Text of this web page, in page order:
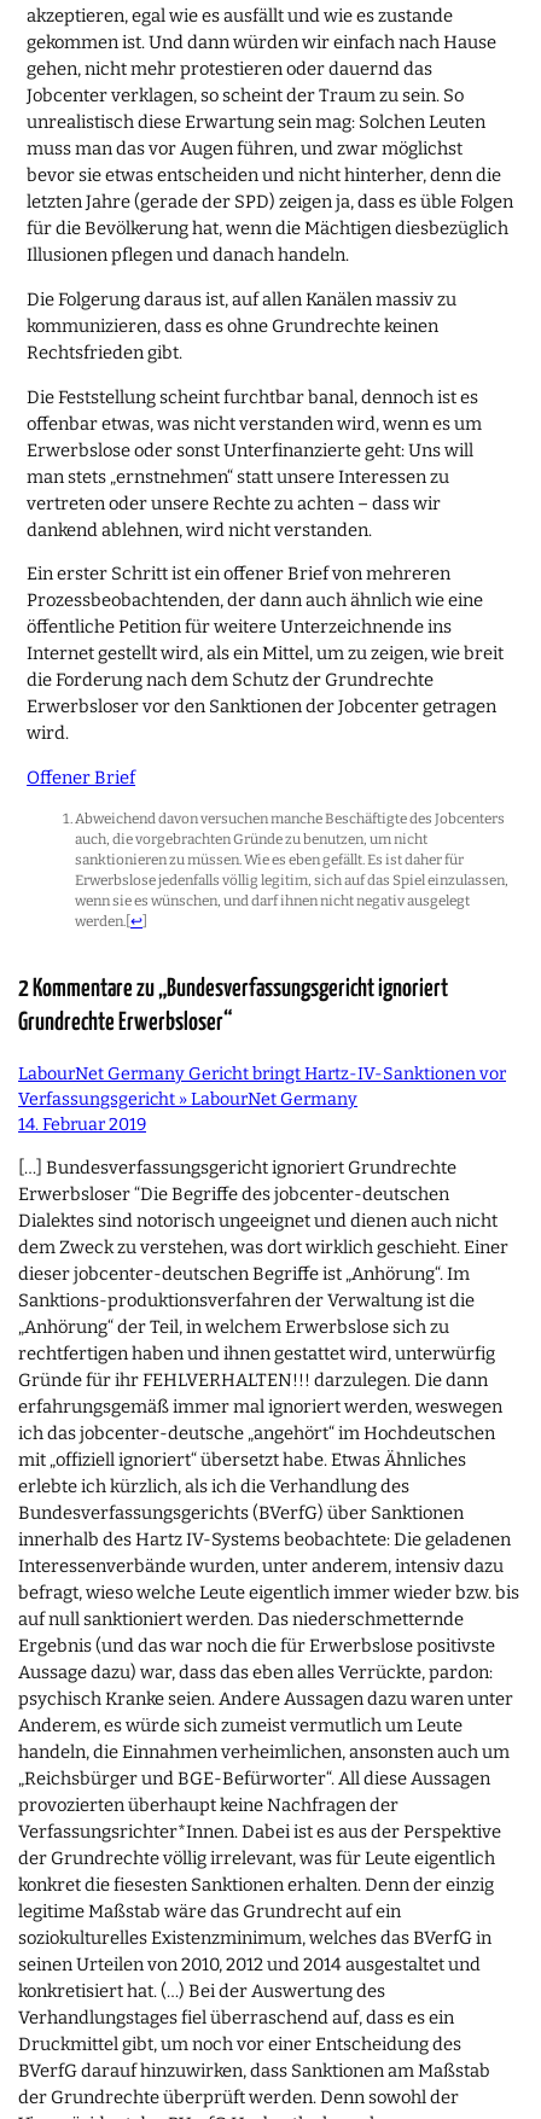
akzeptieren, egal wie es ausfällt und wie es zustande
gekommen ist. Und dann würden wir einfach nach Hause
gehen, nicht mehr protestieren oder dauernd das
Jobcenter verklagen, so scheint der Traum zu sein. So
unrealistisch diese Erwartung sein mag: Solchen Leuten
muss man das vor Augen führen, und zwar möglichst
bevor sie etwas entscheiden und nicht hinterher, denn die
letzten Jahre (gerade der SPD) zeigen ja, dass es üble Folgen
für die Bevölkerung hat, wenn die Mächtigen diesbezüglich
Illusionen pflegen und danach handeln.
Die Folgerung daraus ist, auf allen Kanälen massiv zu
kommunizieren, dass es ohne Grundrechte keinen
Rechtsfrieden gibt.
Die Feststellung scheint furchtbar banal, dennoch ist es
offenbar etwas, was nicht verstanden wird, wenn es um
Erwerbslose oder sonst Unterfinanzierte geht: Uns will
man stets „ernstnehmen“ statt unsere Interessen zu
vertreten oder unsere Rechte zu achten – dass wir
dankend ablehnen, wird nicht verstanden.
Ein erster Schritt ist ein offener Brief von mehreren
Prozessbeobachtenden, der dann auch ähnlich wie eine
öffentliche Petition für weitere Unterzeichnende ins
Internet gestellt wird, als ein Mittel, um zu zeigen, wie breit
die Forderung nach dem Schutz der Grundrechte
Erwerbsloser vor den Sanktionen der Jobcenter getragen
wird.
Offener Brief
Abweichend davon versuchen manche Beschäftigte des Jobcenters
auch, die vorgebrachten Gründe zu benutzen, um nicht
sanktionieren zu müssen. Wie es eben gefällt. Es ist daher für
Erwerbslose jedenfalls völlig legitim, sich auf das Spiel einzulassen,
wenn sie es wünschen, und darf ihnen nicht negativ ausgelegt
werden. [↩]
2 Kommentare zu „Bundesverfassungsgericht ignoriert
Grundrechte Erwerbsloser“
LabourNet Germany Gericht bringt Hartz-IV-Sanktionen vor
Verfassungsgericht » LabourNet Germany
14. Februar 2019
[…] Bundesverfassungsgericht ignoriert Grundrechte
Erwerbsloser “Die Begriffe des jobcenter-deutschen
Dialektes sind notorisch ungeeignet und dienen auch nicht
dem Zweck zu verstehen, was dort wirklich geschieht. Einer
dieser jobcenter-deutschen Begriffe ist „Anhörung“. Im
Sanktions-produktionsverfahren der Verwaltung ist die
„Anhörung“ der Teil, in welchem Erwerbslose sich zu
rechtfertigen haben und ihnen gestattet wird, unterwürfig
Gründe für ihr FEHLVERHALTEN!!! darzulegen. Die dann
erfahrungsgemäß immer mal ignoriert werden, weswegen
ich das jobcenter-deutsche „angehört“ im Hochdeutschen
mit „offiziell ignoriert“ übersetzt habe. Etwas Ähnliches
erlebte ich kürzlich, als ich die Verhandlung des
Bundesverfassungsgerichts (BVerfG) über Sanktionen
innerhalb des Hartz IV-Systems beobachtete: Die geladenen
Interessenverbände wurden, unter anderem, intensiv dazu
befragt, wieso welche Leute eigentlich immer wieder bzw. bis
auf null sanktioniert werden. Das niederschmetternde
Ergebnis (und das war noch die für Erwerbslose positivste
Aussage dazu) war, dass das eben alles Verrückte, pardon:
psychisch Kranke seien. Andere Aussagen dazu waren unter
Anderem, es würde sich zumeist vermutlich um Leute
handeln, die Einnahmen verheimlichen, ansonsten auch um
„Reichsbürger und BGE-Befürworter“. All diese Aussagen
provozierten überhaupt keine Nachfragen der
Verfassungsrichter*Innen. Dabei ist es aus der Perspektive
der Grundrechte völlig irrelevant, was für Leute eigentlich
konkret die fiesesten Sanktionen erhalten. Denn der einzig
legitime Maßstab wäre das Grundrecht auf ein
soziokulturelles Existenzminimum, welches das BVerfG in
seinen Urteilen von 2010, 2012 und 2014 ausgestaltet und
konkretisiert hat. (…) Bei der Auswertung des
Verhandlungstages fiel überraschend auf, dass es ein
Druckmittel gibt, um noch vor einer Entscheidung des
BVerfG darauf hinzuwirken, dass Sanktionen am Maßstab
der Grundrechte überprüft werden. Denn sowohl der